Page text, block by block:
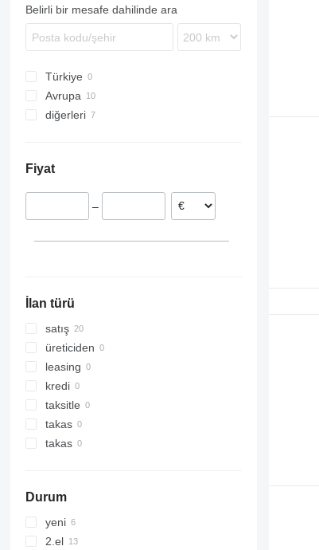
Belirli bir mesafe dahilinde ara
Türkiye
Avrupa
İrlanda
diğerleri
Fiyat
–
İlan türü
satış
üreticiden
leasing
kredi
taksitle
takas
takas
Durum
yeni
2.el